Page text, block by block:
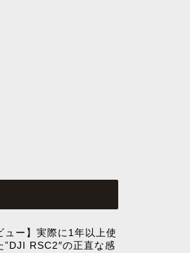
ュー】実際に1年以上使
”DJI RSC2″の正直な感